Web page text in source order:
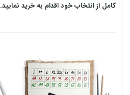
کامل از انتخاب خود اقدام به خرید نمایید.